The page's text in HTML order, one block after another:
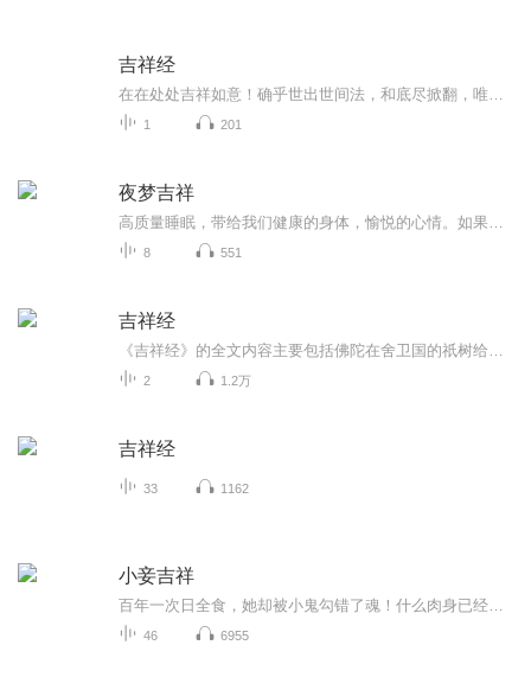
吉祥经
1 201
夜梦吉祥
8 551
吉祥经
2 1.2万
吉祥经
33 1162
小妾吉祥
46 6955